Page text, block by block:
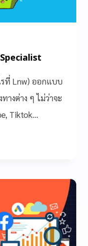
ที่ Lnw) ออกแบบ
างต่าง ๆ ไม่ว่าจะ
Tiktok…